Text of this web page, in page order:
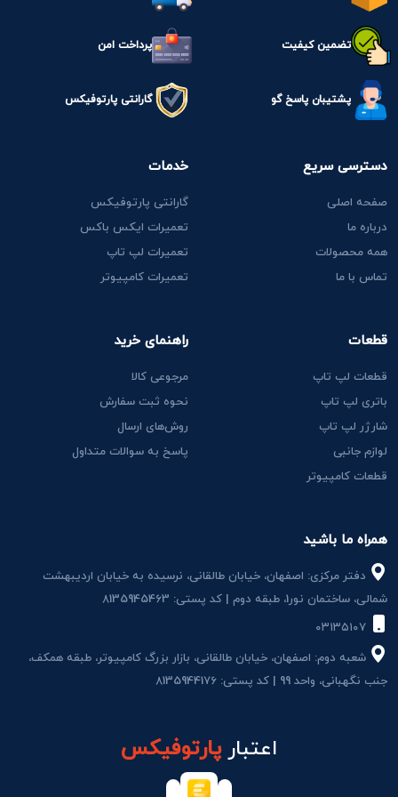
تضمین کیفیت پرداخت امن
پشتیبان پاسخ گو گارانتی پارتوفیکس
همراه ما باشید
دفتر مرکزی: اصفهان، خیابان طالقانی، نرسیده به خیابان اردیبهشت
شمالی، ساختمان نور1، طبقه دوم | کد پستی: 8135945463
شعبه دوم: اصفهان، خیابان طالقانی، بازار بزرگ کامپیوتر، طبقه همکف،
جنب نگهبانی، واحد 99 | کد پستی: 8135944176
دسترسی سریع
صفحه اصلی
درباره ما
همه محصولات
تماس با ما
قطعات
قطعات لپ تاپ
باتری لپ تاپ
شارژر لپ تاپ
لوازم جانبی
قطعات کامپیوتر
خدمات
گارانتی پارتوفیکس
تعمیرات ایکس باکس
تعمیرات لپ تاپ
تعمیرات کامپیوتر
راهنمای خرید
مرجوعی کالا
نحوه ثبت سفارش
روش‌های ارسال
پاسخ به سوالات متداول
اعتبارپارتوفیکس